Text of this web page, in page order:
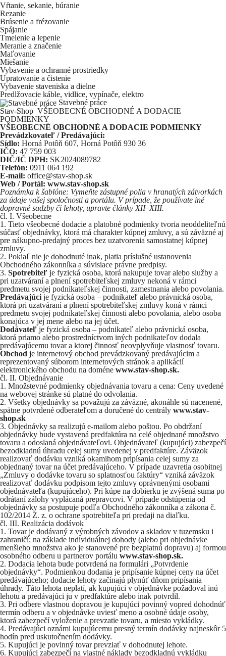
Vŕtanie, sekanie, búranie
Rezanie
Brúsenie a frézovanie
Spájanie
Tmelenie a lepenie
Meranie a značenie
Maľovanie
Miešanie
Vybavenie a ochranné prostriedky
Upratovanie a čistenie
Vybavenie staveniska a dielne
Predlžovacie káble, vidlice, vypínače, elektro
Stavebné práce
Stav-Shop VŠEOBECNÉ OBCHODNÉ A DODACIE
PODMIENKY
VŠEOBECNÉ OBCHODNÉ A DODACIE PODMIENKY
Prevádzkovateľ / Predávajúci:
Sídlo: Horná Potôň 607, Horná Potôň 930 36
IČO: 47 759 003
DIČ/IČ DPH: SK2024089782
Telefón: 0911 064 192
E‑mail: office@stav-shop.sk
Web / Portál: www.stav-shop.sk
Poznámka k šablóne: Vymeňte zástupné polia v hranatých zátvorkách
za údaje vašej spoločnosti a portálu. V prípade, že používate iné
dopravné sadzby či lehoty, upravte články XII–XIII.
čl. I. Všeobecne
Tieto všeobecné dodacie a platobné podmienky tvoria neoddeliteľnú
súčasť objednávky, ktorá má charakter kúpnej zmluvy, a sú záväzné aj
pre nákupno‑predajný proces bez uzatvorenia samostatnej kúpnej
zmluvy.
Pokiaľ nie je dohodnuté inak, platia príslušné ustanovenia
Obchodného zákonníka a súvisiace právne predpisy.
Spotrebiteľ je fyzická osoba, ktorá nakupuje tovar alebo služby a
pri uzatváraní a plnení spotrebiteľskej zmluvy nekoná v rámci
predmetu svojej podnikateľskej činnosti, zamestnania alebo povolania.
Predávajúci je fyzická osoba – podnikateľ alebo právnická osoba,
ktorá pri uzatváraní a plnení spotrebiteľskej zmluvy koná v rámci
predmetu svojej podnikateľskej činnosti alebo povolania, alebo osoba
konajúca v jej mene alebo na jej účet.
Dodávateľ je fyzická osoba – podnikateľ alebo právnická osoba,
ktorá priamo alebo prostredníctvom iných podnikateľov dodala
predávajúcemu tovar a ktorej činnosť neovplyvňuje vlastnosť tovaru.
Obchod je internetový obchod prevádzkovaný predávajúcim a
reprezentovaný súborom internetových stránok a aplikácií
elektronického obchodu na doméne www.stav-shop.sk.
čl. II. Objednávanie
Množstevné podmienky objednávania tovaru a cena: Ceny uvedené
na webovej stránke sú platné do odvolania.
Všetky objednávky sa považujú za záväzné, akonáhle sú nacenené,
spätne potvrdené odberateľom a doručené do centrály www.stav-
shop.sk
Objednávky sa realizujú e‑mailom alebo poštou. Po obdržaní
objednávky bude vystavená predfaktúra na celé objednané množstvo
tovaru a odoslaná objednávateľovi. Objednávateľ (kupujúci) zabezpečí
bezodkladnú úhradu celej sumy uvedenej v predfaktúre. Záväzok
realizovať dodávku vzniká okamihom pripísania celej sumy za
objednaný tovar na účet predávajúceho. V prípade uzavretia osobitnej
„Zmluvy o dodávke tovaru so splatnosťou faktúry“ vzniká záväzok
realizovať dodávku podpisom tejto zmluvy oprávnenými osobami
objednávateľa (kupujúceho). Pri kúpe na dobierku je zvýšená suma po
odrátaní zálohy vyplácaná prepravcovi. V prípade odstúpenia od
objednávky sa postupuje podľa Obchodného zákonníka a zákona č.
102/2014 Z. z. o ochrane spotrebiteľa pri predaji na diaľku.
čl. III. Realizácia dodávok
Tovar je dodávaný z výrobných závodov a skladov v tuzemsku i
zahraničí; na základe individuálnej dohody (alebo pri objednávke
menšieho množstva ako je stanovené pre bezplatnú dopravu) aj formou
osobného odberu u partnerov portálu www.stav-shop.sk.
Dodacia lehota bude potvrdená na formulári „Potvrdenie
objednávky“. Podmienkou dodania je pripísanie kúpnej ceny na účet
predávajúceho; dodacie lehoty začínajú plynúť dňom pripísania
úhrady. Táto lehota neplatí, ak kupujúci v objednávke požadoval inú
lehotu a predávajúci ju v predfaktúre alebo inak potvrdil.
Pri odbere vlastnou dopravou je kupujúci povinný vopred dohodnúť
termín odberu a v objednávke uviesť meno a osobné údaje osoby,
ktorá zabezpečí vyloženie a prevzatie tovaru, a miesto vykládky.
Predávajúci oznámi kupujúcemu presný termín dodávky najneskôr 5
hodín pred uskutočnením dodávky.
Kupujúci je povinný tovar prevziať v dohodnutej lehote.
Kupujúci zabezpečí na vlastné náklady bezodkladnú vykládku